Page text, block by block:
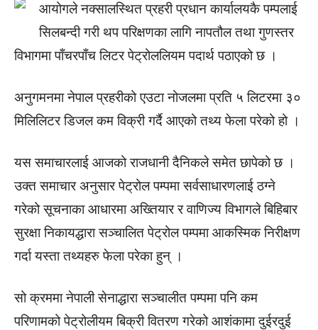
आयोगले नक्सालस्थित प्रहरी प्रधान कार्यालयकै पम्पलाई
सिलबन्दी गरी थप परिक्षणका लागि नापतौल तथा गुणस्तर
विभागमा पाँचरपाँच लिटर पेट्रोललियम पदार्थ पठाएको छ ।
अनुगमनमा नेपाल प्रहरीको एउटा नोजलमा प्रति ५ लिटरमा ३०
मिलिलिटर डिजल कम विक्री गर्दै आएको तथ्य फेला परेको हो ।
यस समाचारलाई आजको राजधानी दैनिकले समेत छापेको छ ।
उक्त समाचार अनुसार पेट्रोल पम्पमा सर्वसाधारणलाई ठग्ने
गरेको सूचनाका आधारमा अख्तियार र वाणिज्य विभागले बिहिबार
सुरक्षा निकायद्धारा सञ्चालित पेट्रोल पम्पमा आकस्मिक निरीक्षण
गर्दा यस्ता तथ्यहरु फेला परेका हुन् ।
सो क्रममा नेपाली सेनाद्धारा सञ्चालीत पम्पमा पनि कम
परिणामको पेट्रोलीयम बिक्री वितरण गरेको आशंकामा दुईरदुई